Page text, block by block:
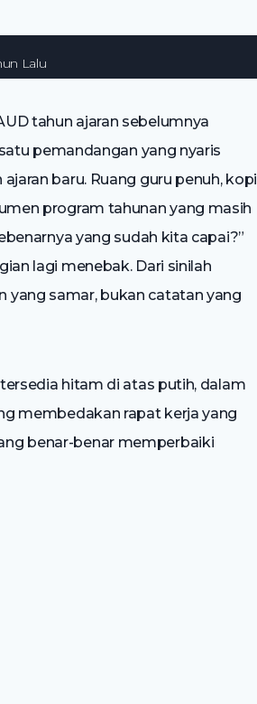
Lalu
tahun ajaran sebelumnya
pemandangan yang nyaris
baru. Ruang guru penuh, kopi
program tahunan yang masih
yang sudah kita capai?”
lagi menebak. Dari sinilah
samar, bukan catatan yang
hitam di atas putih, dalam
membedakan rapat kerja yang
benar-benar memperbaiki